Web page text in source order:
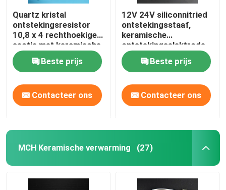
Quartz kristal
ontstekingsresistor
10,8 x 4 rechthoekige
sectie met keramische
bevestigingsflens
Beste prijs
Contacteer ons
12V 24V siliconnitried
ontstekingsstaaf,
keramische
ontstekingselektrode
Beste prijs
Contacteer ons
MCH Keramische verwarming (27)